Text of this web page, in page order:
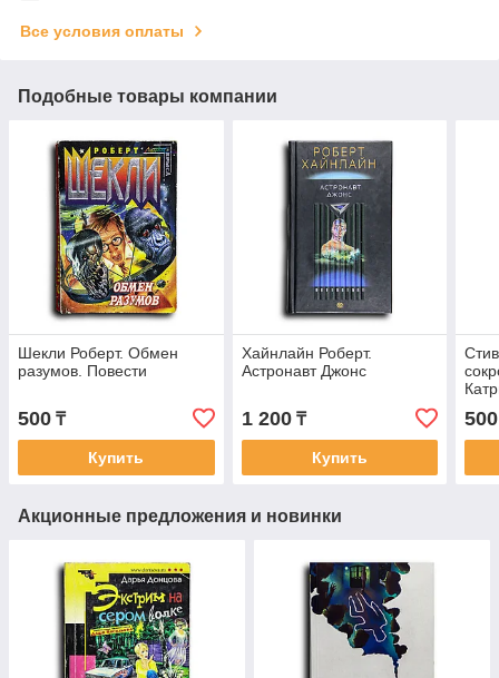
Все условия оплаты
Подобные товары компании
Шекли Роберт. Обмен
разумов. Повести
500 ₸
Купить
Хайнлайн Роберт.
Астронавт Джонс
1 200₸
Купить
500
Акционные предложения и новинки